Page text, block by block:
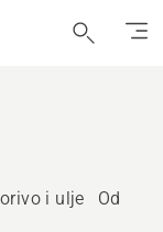
i ulje